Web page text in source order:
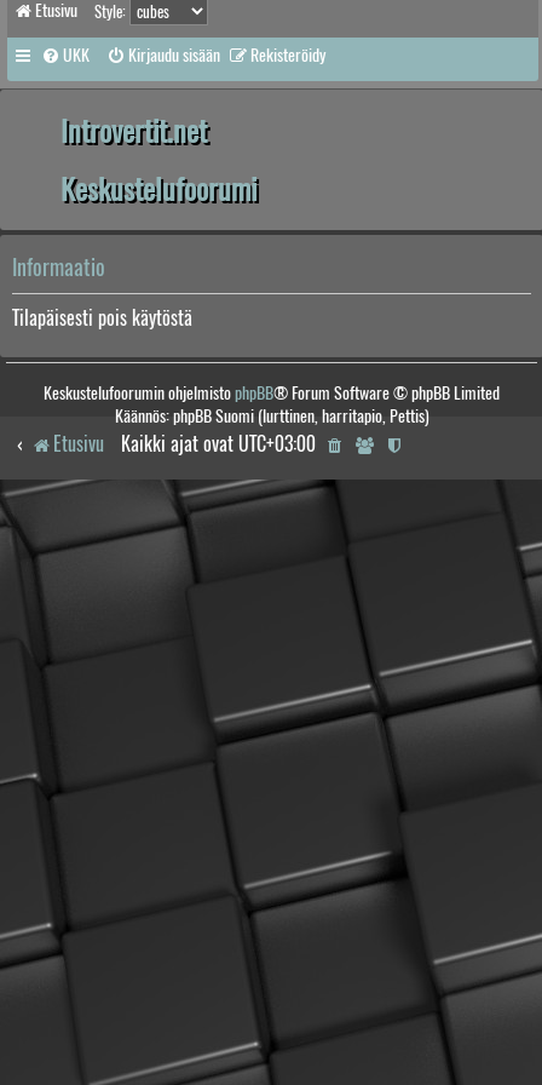
Etusivu Style:
UKK Kirjaudu sisään Rekisteröidy
Introvertit.net
Keskustelufoorumi
Informaatio
Tilapäisesti pois käytöstä
Keskustelufoorumin ohjelmistophpBB® Forum Software © phpBB Limited
Käännös: phpBB Suomi (lurttinen, harritapio, Pettis)
Etusivu Kaikki ajat ovat UTC+03:00